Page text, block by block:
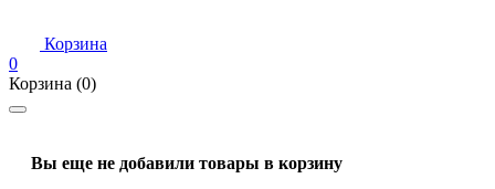
Корзина
0
Корзина (0)
Вы еще не добавили товары в корзину